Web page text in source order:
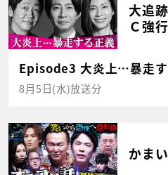
大追
Ｃ強
Episode3 大炎上…暴走
8月5日(水)放送分
かま